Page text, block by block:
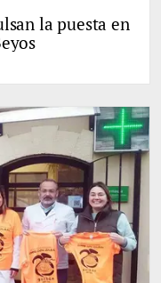
la puesta en